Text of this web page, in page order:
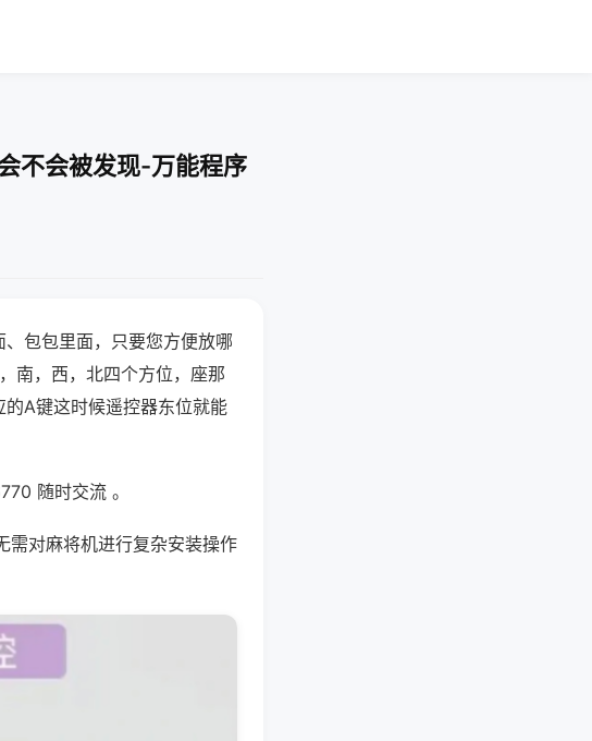
不会被发现-万能程序
包包里面，只要您方便放哪
南，西，北四个方位，座那
A键这时候遥控器东位就能
随时交流 。
需对麻将机进行复杂安装操作